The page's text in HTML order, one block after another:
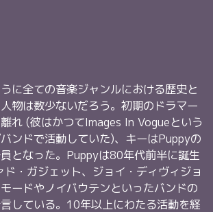
に全ての音楽ジャンルにおける歴史と
物は数少ないだろう。初期のドラマー
れ (彼はかつてImages In Vogueという
ンドで活動していた)、キーはPuppyの
となった。Puppyは80年代前半に誕生
ド・ガジェット、ジョイ・ディヴィジョ
ードやノイバウテンといったバンドの
している。10年以上にわたる活動を経